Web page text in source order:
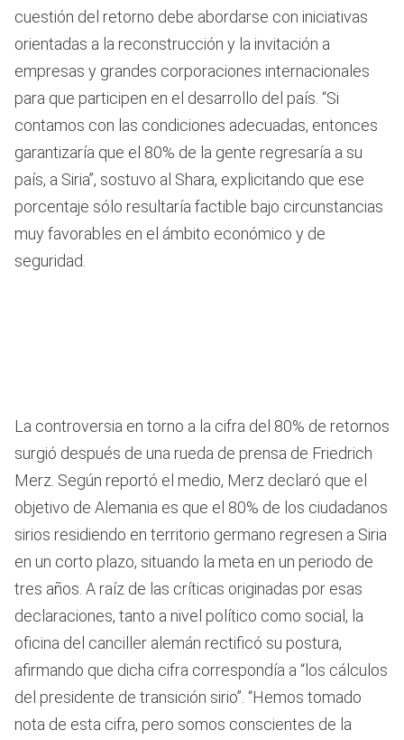
cuestión del retorno debe abordarse con iniciativas
orientadas a la reconstrucción y la invitación a
empresas y grandes corporaciones internacionales
para que participen en el desarrollo del país. “Si
contamos con las condiciones adecuadas, entonces
garantizaría que el 80% de la gente regresaría a su
país, a Siria”, sostuvo al Shara, explicitando que ese
porcentaje sólo resultaría factible bajo circunstancias
muy favorables en el ámbito económico y de
seguridad.
La controversia en torno a la cifra del 80% de retornos
surgió después de una rueda de prensa de Friedrich
Merz. Según reportó el medio, Merz declaró que el
objetivo de Alemania es que el 80% de los ciudadanos
sirios residiendo en territorio germano regresen a Siria
en un corto plazo, situando la meta en un periodo de
tres años. A raíz de las críticas originadas por esas
declaraciones, tanto a nivel político como social, la
oficina del canciller alemán rectificó su postura,
afirmando que dicha cifra correspondía a “los cálculos
del presidente de transición sirio”. “Hemos tomado
nota de esta cifra, pero somos conscientes de la